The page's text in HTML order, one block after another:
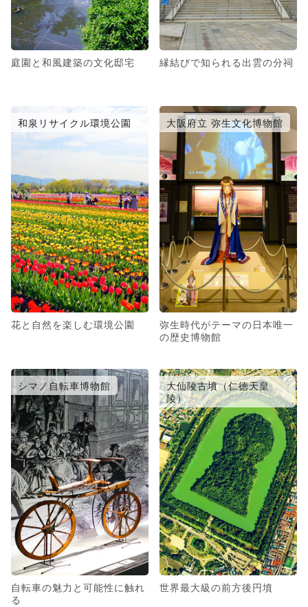
庭園と和風建築の文化邸宅 縁結びで知られる出雲の分祠
和泉リサイクル環境公園
花と自然を楽しむ環境公園
大阪府立 弥生文化博物館
弥生時代がテーマの日本唯一
の歴史博物館
シマノ自転車博物館
自転車の魅力と可能性に触れ
る
大仙陵古墳（仁徳天皇
陵）
世界最大級の前方後円墳